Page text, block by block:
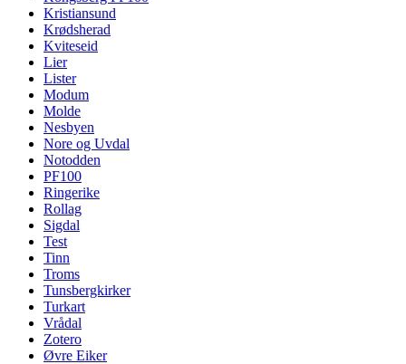
Kristiansund
Krødsherad
Kviteseid
Lier
Lister
Modum
Molde
Nesbyen
Nore og Uvdal
Notodden
PF100
Ringerike
Rollag
Sigdal
Test
Tinn
Troms
Tunsbergkirker
Turkart
Vrådal
Zotero
Øvre Eiker